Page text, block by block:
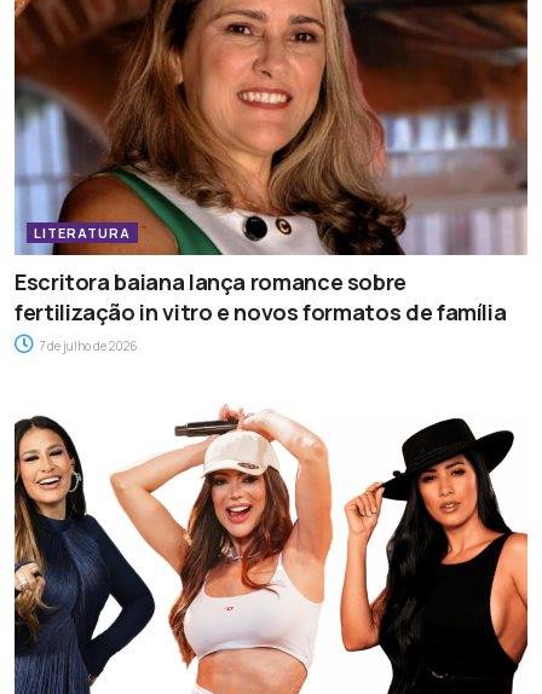
LITERATURA
Escritora baiana lança romance sobre
fertilização in vitro e novos formatos de família
7 de julho de 2026